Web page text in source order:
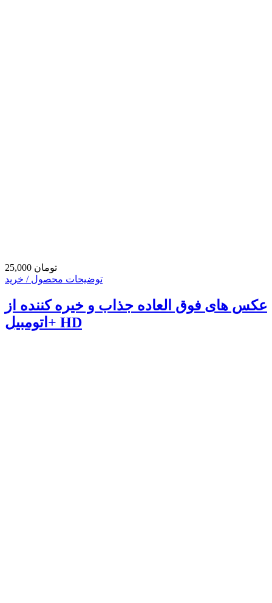
25,000 تومان
توضیحات محصول / خرید
عکس های فوق العاده جذاب و خیره کننده از
اتومبیل+ HD